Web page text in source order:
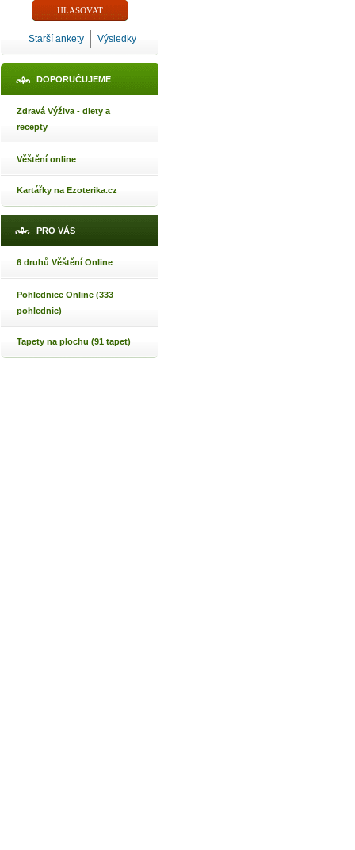
Starší ankety Výsledky
DOPORUČUJEME
Zdravá Výživa - diety a
recepty
Věštění online
Kartářky na Ezoterika.cz
PRO VÁS
6 druhů Věštění Online
Pohlednice Online (333
pohlednic)
Tapety na plochu (91 tapet)